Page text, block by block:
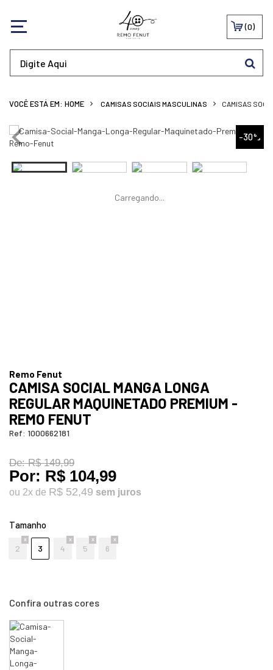
0
CAMISAS SOCIAIS MASCULINAS CAMISAS
-30%
Remo Fenut
CAMISA SOCIAL MANGA LONGA
REGULAR MAQUINETADO PREMIUM -
REMO FENUT
Ref: 1000662181
De:R$ 149,99
Por: R$ 104,99
ou 2x de R$ 52,49
Tamanho
2 3 4 5 6